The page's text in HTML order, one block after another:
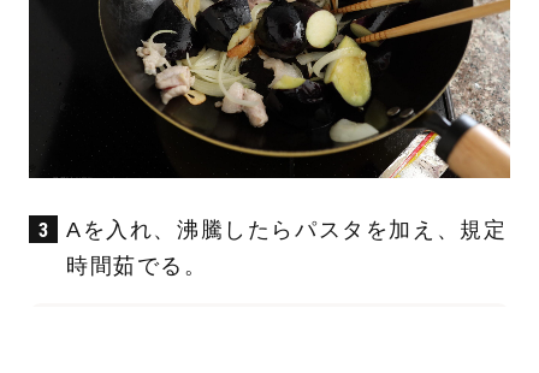
Aを入れ、沸騰したらパスタを加え、規定
時間茹でる。